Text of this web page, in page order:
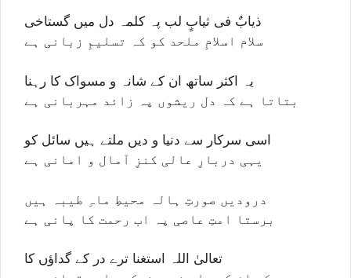
ذیابٌ فی ثیابٍ لب پہ کلمہ دل میں گستاخی
سلام اسلامِ ملحد کو کہ تسلیمِ زبانی ہے
یہ اکثر ساتھ ان کے شانہ و مسواک کا رہنا
بتاتا ہے کہ دل ریشوں پہ زائد مہربانی ہے
اسی سرکار سے دنیا و دیں ملتے ہیں سائل کو
یہی دربارِ عالی کنزِ آمال و امانی ہے
درودیں صورتِ ہالہ محیطِ ماہِ طیبہ ہیں
برستا امتِ عاصی پہ اب رحمت کا پانی ہے
تعالیٰ اللہ استغنا ترے در کے گداؤں کا